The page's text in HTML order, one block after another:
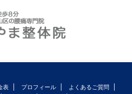
表 プロフィール
よくあるご質問